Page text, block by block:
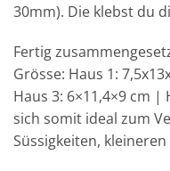
30mm). Die klebst du
Fertig
Grösse: Haus 1:
Haus 3: 6×11,4×9 cm |
sich somit ideal zum
Süssigkeiten,